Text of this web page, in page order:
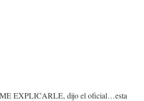
EXPLICARLE, dijo el oficial…esta